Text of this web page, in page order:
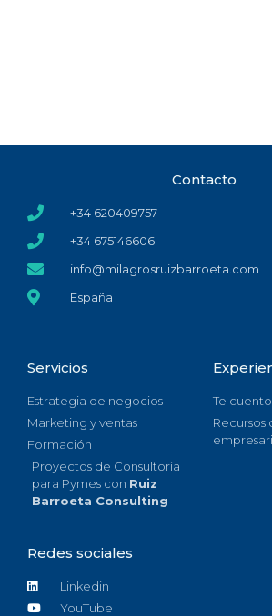
Contacto
+34 620409757
+34 675146606
info@milagrosruizbarroeta.com
España
Servicios
Estrategia de negocios
Marketing y ventas
Formación
Proyectos de Consultoría
para Pymes con Ruiz
Barroeta Consulting
Te cuento
Recursos
Redes sociales
Linkedin
YouTube